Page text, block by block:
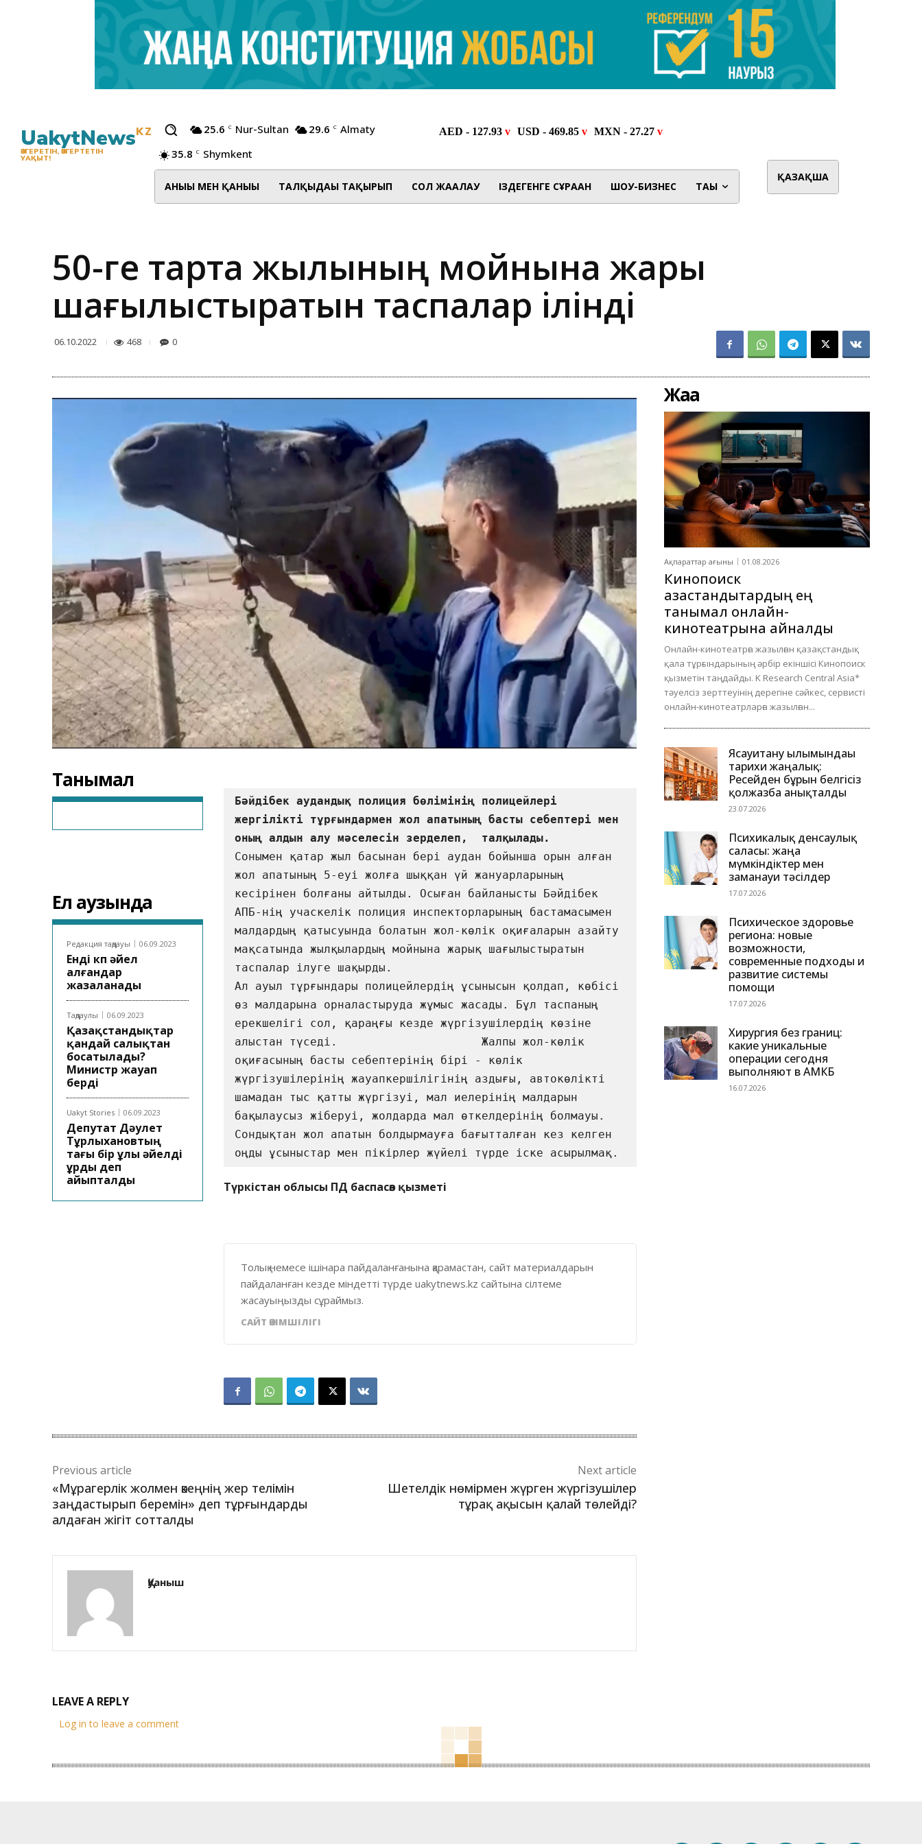
UakytNewsKZ
ӨЗГЕРЕТІН, ӨЗГЕРТЕТІН
УАҚЫТ!
25.6 C Nur-Sultan 29.6 C Almaty
35.8 C Shymkent
АНЫҒЫ МЕН ҚАНЫҒЫ ТАЛҚЫДАҒЫ ТАҚЫРЫП СОЛ ЖАҒАЛАУ ІЗДЕГЕНГЕ СҰРАҒАН ШОУ-БИЗНЕС ТАҒЫ
ҚАЗАҚША
50-ге тарта жылқының мойнына жарық
шағылыстыратын таспалар ілінді
06.10.2022 468 0
Танымал
Ел аузында
Редакция таңдауы 06.09.2023
Енді көп әйел
алғандар
жазаланады
Таңдаулы 06.09.2023
Қазақстандықтар
қандай салықтан
босатылады?
Министр жауап
берді
Uakyt Stories 06.09.2023
Депутат Дәулет
Тұрлыхановтың
тағы бір ұлы әйелді
ұрды деп
айыпталды
Бәйдібек аудандық полиция бөлімінің полицейлері
жергілікті тұрғындармен жол апатының басты себептері мен
Сонымен қатар жыл басынан бері аудан бойынша орын алған
жол апатының 5-еуі жолға шыққан үй жануарларының
кесірінен болғаны айтылды. Осыған байланысты Бәйдібек
АПБ-нің учаскелік полиция инспекторларының бастамасымен
малдардың қатысуында болатын жол-көлік оқиғаларын азайту
мақсатында жылқылардың мойнына жарық шағылыстыратын
таспалар ілуге шақырды.
Ал ауыл тұрғындары полицейлердің ұсынысын қолдап, көбісі
өз малдарына орналастыруда жұмыс жасады. Бұл таспаның
ерекшелігі сол, қараңғы кезде жүргізушілердің көзіне
алыстан түседі.                     Жалпы жол-көлік
оқиғасының басты себептерінің бірі - көлік
жүргізушілерінің жауапкершілігінің аздығы, автокөлікті
шамадан тыс қатты жүргізуі, мал иелерінің малдарын
бақылаусыз жіберуі, жолдарда мал өткелдерінің болмауы.
Сондықтан жол апатын болдырмауға бағытталған кез келген
оңды ұсыныстар мен пікірлер жүйелі түрде іске асырылмақ.
Түркістан облысы ПД баспасөз қызметі
Толық немесе ішінара пайдаланғанына қарамастан, сайт материалдарын
пайдаланған кезде міндетті түрде uakytnews.kz сайтына сілтеме
жасауыңызды сұраймыз.
САЙТ ӘКІМШІЛІГІ
Previous article
«Мұрагерлік жолмен әкеңнің жер телімін
заңдастырып беремін» деп тұрғындарды
алдаған жігіт сотталды
Next article
Шетелдік нөмірмен жүрген жүргізушілер
тұрақ ақысын қалай төлейді?
Қуаныш
LEAVE A REPLY
Log in to leave a comment
Жаңа
Ақпараттар ағыны 01.08.2026
Кинопоиск
қазақстандықтардың ең
танымал онлайн-
кинотеатрына айналды
Онлайн-кинотеатрға жазылған қазақстандық
қала тұрғындарының әрбір екіншісі Кинопоиск
қызметін таңдайды. K Research Central Asia*
тәуелсіз зерттеуінің дерегіне сәйкес, сервисті
онлайн-кинотеатрларға жазылған...
Ясауитану ғылымындағы
тарихи жаңалық:
Ресейден бұрын белгісіз
қолжазба анықталды
23.07.2026
Психикалық денсаулық
саласы: жаңа
мүмкіндіктер мен
заманауи тәсілдер
17.07.2026
Психическое здоровье
региона: новые
возможности,
современные подходы и
развитие системы
помощи
17.07.2026
Хирургия без границ:
какие уникальные
операции сегодня
выполняют в АМКБ
16.07.2026